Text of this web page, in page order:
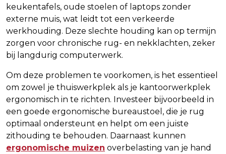
keukentafels, oude stoelen of laptops zonder
externe muis, wat leidt tot een verkeerde
werkhouding. Deze slechte houding kan op termijn
zorgen voor chronische rug- en nekklachten, zeker
bij langdurig computerwerk.
Om deze problemen te voorkomen, is het essentieel
om zowel je thuiswerkplek als je kantoorwerkplek
ergonomisch in te richten. Investeer bijvoorbeeld in
een goede ergonomische bureaustoel, die je rug
optimaal ondersteunt en helpt om een juiste
zithouding te behouden. Daarnaast kunnen
ergonomische muizen overbelasting van je hand